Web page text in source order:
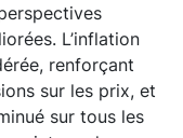
L’inflation
renforçant
sur les prix, et
sur tous les